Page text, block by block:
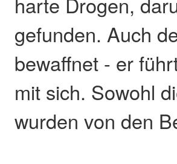
gefunden. Auch
bewaffnet - er
mit sich. Sowohl
wurden von den